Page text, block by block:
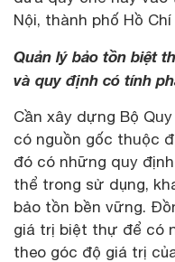
Nội, thành phố Hồ Chí
Quản lý bảo tồn biệt
và quy định có tính
Cần xây dựng Bộ
có nguồn gốc thuộc
đó có những quy
thể trong sử dụng,
bảo tồn bền vững.
giá trị biệt thự để có
theo góc độ giá trị